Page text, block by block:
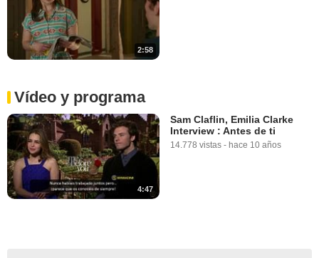
2:58
Vídeo y programa
4:47
Sam Claflin, Emilia Clarke
Interview : Antes de ti
14.778 vistas - hace 10 años